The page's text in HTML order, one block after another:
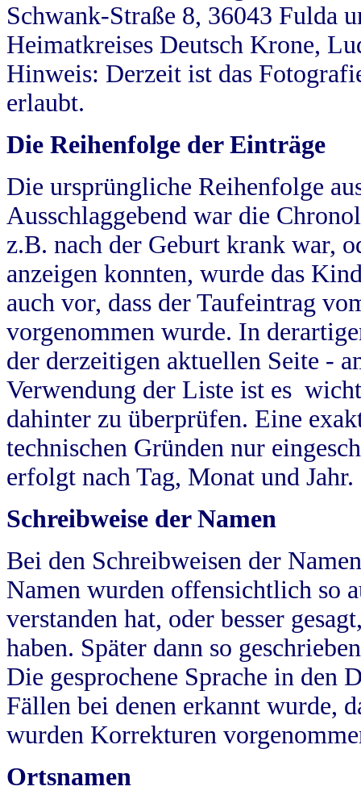
Schwank-Straße 8, 36043 Fulda
Heimatkreises Deutsch Krone,
Hinweis: Derzeit ist das
erlaubt.
Die Reihenfolge der Einträge
Die ursprüngliche Reihenfolge
Ausschlaggebend war die
z.B. nach der Geburt krank war,
anzeigen konnten, wurde das
auch vor, dass der Taufeintrag
vorgenommen wurde. In
der derzeitigen aktuellen Seite -
Verwendung der Liste ist es
dahinter zu überprüfen. Eine
technischen Gründen nur
erfolgt nach Tag, Monat und Jahr.
Schreibweise der Namen
Bei den Schreibweisen der
Namen wurden offensichtlich so
verstanden hat, oder besser
haben. Später dann so
Die gesprochene Sprache in
Fällen bei denen erkannt wurde,
wurden Korrekturen
Ortsnamen